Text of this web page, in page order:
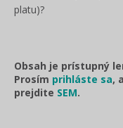
platu)?
Obsah je prístupný
Prosím prihláste sa,
prejdite SEM.